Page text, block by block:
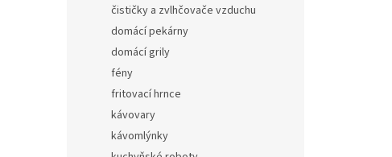
čističky a zvlhčovače vzduchu
domácí pekárny
domácí grily
fény
fritovací hrnce
kávovary
kávomlýnky